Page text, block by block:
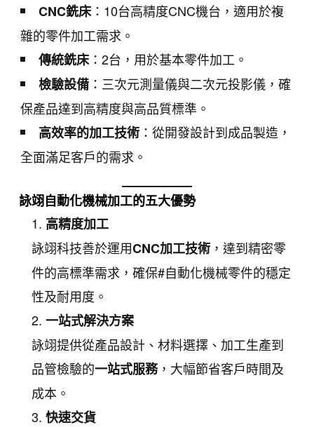
CNC銑床：10台高精度CNC機台，適用於複
雜的零件加工需求。
傳統銑床：2台，用於基本零件加工。
檢驗設備 ：三次元測量儀與二次元投影儀，確
保產品達到高精度與高品質標準。
高效率的加工技術 ：從開發設計到成品製造，
全面滿足客戶的需求。
詠翊自動化機械加工的五大優勢
高精度加工
詠翊科技善於運用CNC加工技術 ，達到精密零
件的高標準需求，確保#自動化機械零件的穩定
性及耐用度。
一站式解決方案
詠翊提供從產品設計、材料選擇、加工生產到
品管檢驗的一站式服務，大幅節省客戶時間及
成本。
快速交貨